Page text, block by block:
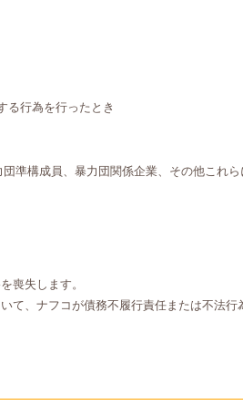
る行為を行ったとき
準構成員、暴力団関係企業、その他これ
喪失します。
て、ナフコが債務不履行責任または不法行